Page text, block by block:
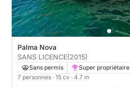
Palma Nova
SANS LICENCE(2015)
Sans permis
Super propriétaire
7 personnes · 15 cv · 4.7 m